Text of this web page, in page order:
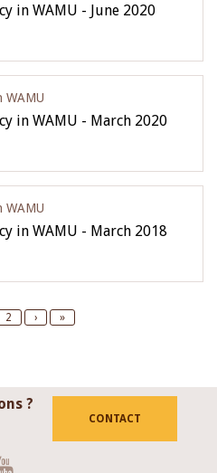
in WAMU - June 2020
WAMU
in WAMU - March 2020
WAMU
in WAMU - March 2018
Page
2
Next
›
Last
»
?
CONTACT